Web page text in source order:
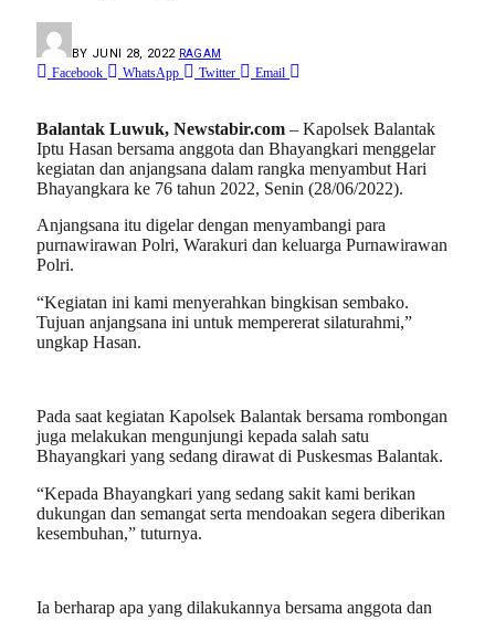
BY JUNI 28, 2022 RAGAM
Facebook WhatsApp Twitter Email
Balantak Luwuk, Newstabir.com – Kapolsek Balantak
Iptu Hasan bersama anggota dan Bhayangkari menggelar
kegiatan dan anjangsana dalam rangka menyambut Hari
Bhayangkara ke 76 tahun 2022, Senin (28/06/2022).
Anjangsana itu digelar dengan menyambangi para
purnawirawan Polri, Warakuri dan keluarga Purnawirawan
Polri.
“Kegiatan ini kami menyerahkan bingkisan sembako.
Tujuan anjangsana ini untuk mempererat silaturahmi,”
ungkap Hasan.
Pada saat kegiatan Kapolsek Balantak bersama rombongan
juga melakukan mengunjungi kepada salah satu
Bhayangkari yang sedang dirawat di Puskesmas Balantak.
“Kepada Bhayangkari yang sedang sakit kami berikan
dukungan dan semangat serta mendoakan segera diberikan
kesembuhan,” tuturnya.
Ia berharap apa yang dilakukannya bersama anggota dan